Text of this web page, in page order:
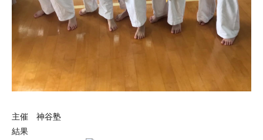
主催 神谷塾
結果